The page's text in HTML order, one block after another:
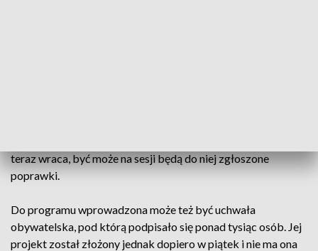
teraz wraca, być może na sesji będą do niej zgłoszone
poprawki.
Do programu wprowadzona może też być uchwała
obywatelska, pod którą podpisało się ponad tysiąc osób. Jej
projekt został złożony jednak dopiero w piątek i nie ma ona